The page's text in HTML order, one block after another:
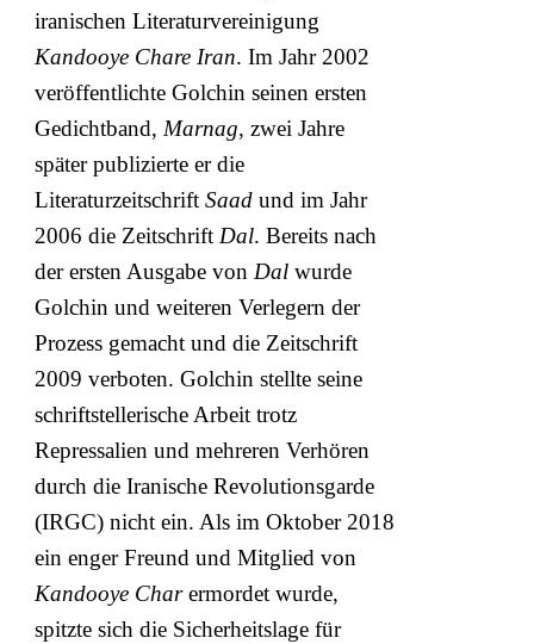
iranischen Literaturvereinigung
Kandooye Chare Iran. Im Jahr 2002
veröffentlichte Golchin seinen ersten
Gedichtband, Marnag, zwei Jahre
später publizierte er die
Literaturzeitschrift Saadund im Jahr
2006 die Zeitschrift Dal. Bereits nach
der ersten Ausgabe von Dal wurde
Golchin und weiteren Verlegern der
Prozess gemacht und die Zeitschrift
2009 verboten. Golchin stellte seine
schriftstellerische Arbeit trotz
Repressalien und mehreren Verhören
durch die Iranische Revolutionsgarde
(IRGC) nicht ein. Als im Oktober 2018
ein enger Freund und Mitglied von
Kandooye Charermordet wurde,
spitzte sich die Sicherheitslage für